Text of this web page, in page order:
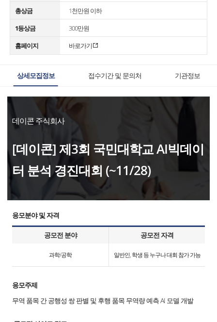
총상금
1천만원 이하
1등상금
300만원
홈페이지
바로가기
상세모집정보 접수기간 및 문의처 기관정보
데이콘 주식회사
[데이콘] 제3회 국민대학교 AI빅데이
터 분석 경진대회 (~11/28)
응모분야 및 자격
공모전 분야 공모전 자격
과학/공학 일반인, 학생 등 누구나 대회 참가 가능
응모주제
무역 품목 간 공행성 쌍 판별 및 후행 품목 무역량 예측 AI 모델 개발